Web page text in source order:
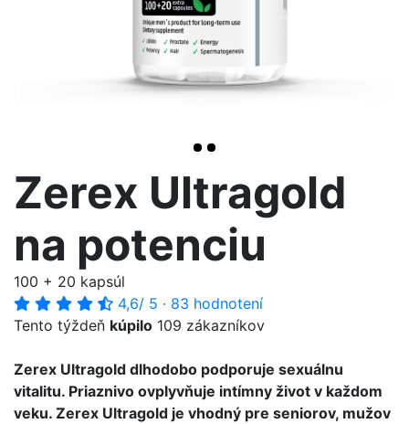
Zerex Ultragold
na potenciu
100 + 20 kapsúl
4,6/ 5 · 83 hodnotení
Tento týždeň kúpilo 109 zákazníkov
Zerex Ultragold dlhodobo podporuje sexuálnu
vitalitu. Priaznivo ovplyvňuje intímny život v každom
veku. Zerex Ultragold je vhodný pre seniorov, mužov